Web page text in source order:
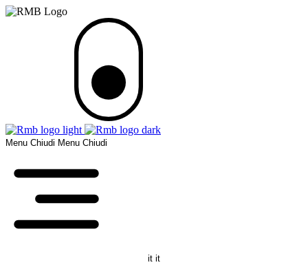
Menu Chiudi Menu Chiudi
it it